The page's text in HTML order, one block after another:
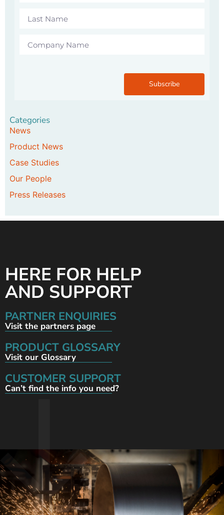
Subscribe
Categories
News
Product News
Case Studies
Our People
Press Releases
HERE FOR HELP
AND SUPPORT
PARTNER ENQUIRIES
Visit the partners page
PRODUCT GLOSSARY
Visit our Glossary
CUSTOMER SUPPORT
Can’t find the info you need?